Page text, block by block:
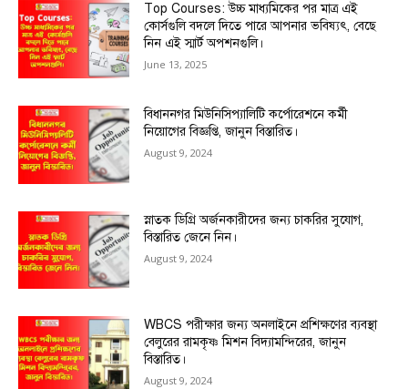
Top Courses: উচ্চ মাধ্যমিকের পর মাত্র এই
কোর্সগুলি বদলে দিতে পারে আপনার ভবিষ্যৎ, বেছে
নিন এই স্মার্ট অপশনগুলি।
June 13, 2025
বিধাননগর মিউনিসিপ্যালিটি কর্পোরেশনে কর্মী
নিয়োগের বিজ্ঞপ্তি, জানুন বিস্তারিত।
August 9, 2024
স্নাতক ডিগ্রি অর্জনকারীদের জন্য চাকরির সুযোগ,
বিস্তারিত জেনে নিন।
August 9, 2024
WBCS পরীক্ষার জন্য অনলাইনে প্রশিক্ষণের ব্যবস্থা
বেলুরের রামকৃষ্ণ মিশন বিদ্যামন্দিরের, জানুন
বিস্তারিত।
August 9, 2024